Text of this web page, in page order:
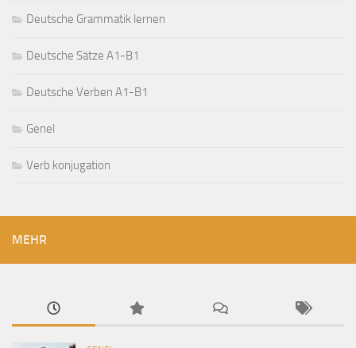
Deutsche Grammatik lernen
Deutsche Sätze A1-B1
Deutsche Verben A1-B1
Genel
Verb konjugation
MEHR